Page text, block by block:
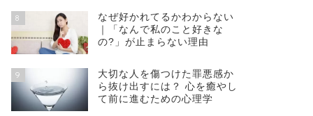
8
なぜ好かれてるかわからない
｜「なんで私のこと好きな
の?」が止まらない理由
9
大切な人を傷つけた罪悪感か
ら抜け出すには？ 心を癒やし
て前に進むための心理学